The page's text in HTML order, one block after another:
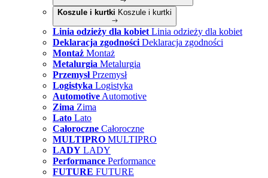
Koszule i kurtki Koszule i kurtki
Linia odzieży dla kobiet Linia odzieży dla kobiet
Deklaracja zgodności Deklaracja zgodności
Montaż Montaż
Metalurgia Metalurgia
Przemysł Przemysł
Logistyka Logistyka
Automotive Automotive
Zima Zima
Lato Lato
Całoroczne Całoroczne
MULTIPRO MULTIPRO
LADY LADY
Performance Performance
FUTURE FUTURE